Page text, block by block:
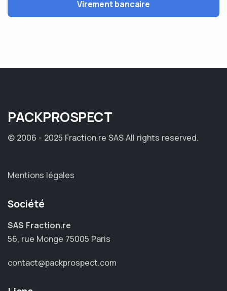
Virement bancaire
PACKPROSPECT
© 2006 - 2025 Fraction.re SASAll rights reserved.
Mentions légales
Société
SAS Fraction.re
56, rue Monge 75005 Paris
contact@packprospect.com